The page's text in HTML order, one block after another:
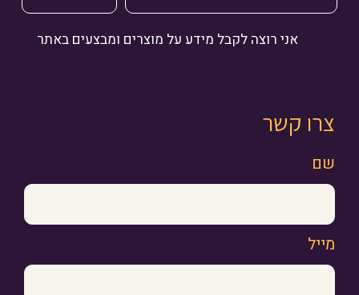
אני רוצה לקבל מידע על מוצרים ומבצעים באתר
צרו קשר
שם
מייל